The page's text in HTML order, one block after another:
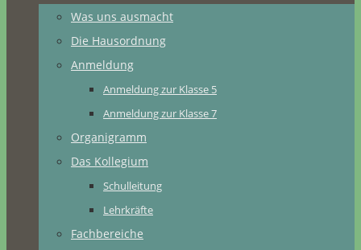
Was uns ausmacht
Die Hausordnung
Anmeldung
Anmeldung zur Klasse 5
Anmeldung zur Klasse 7
Organigramm
Das Kollegium
Schulleitung
Lehrkräfte
Fachbereiche